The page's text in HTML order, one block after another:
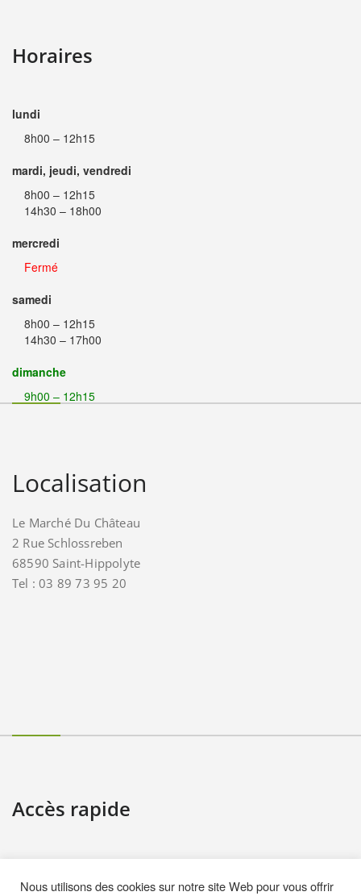
Horaires
lundi
8h00 – 12h15
mardi, jeudi, vendredi
8h00 – 12h15
14h30 – 18h00
mercredi
Fermé
samedi
8h00 – 12h15
14h30 – 17h00
dimanche
9h00 – 12h15
Localisation
Le Marché Du Château
2 Rue Schlossreben
68590 Saint-Hippolyte
Tel : 03 89 73 95 20
Accès rapide
Nous utilisons des cookies sur notre site Web pour vous offrir